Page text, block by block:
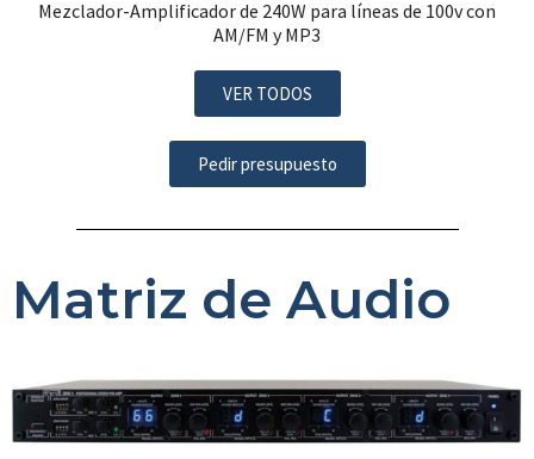
Mezclador-Amplificador de 240W para líneas de 100v con
AM/FM y MP3
VER TODOS
Pedir presupuesto
Matriz de Audio